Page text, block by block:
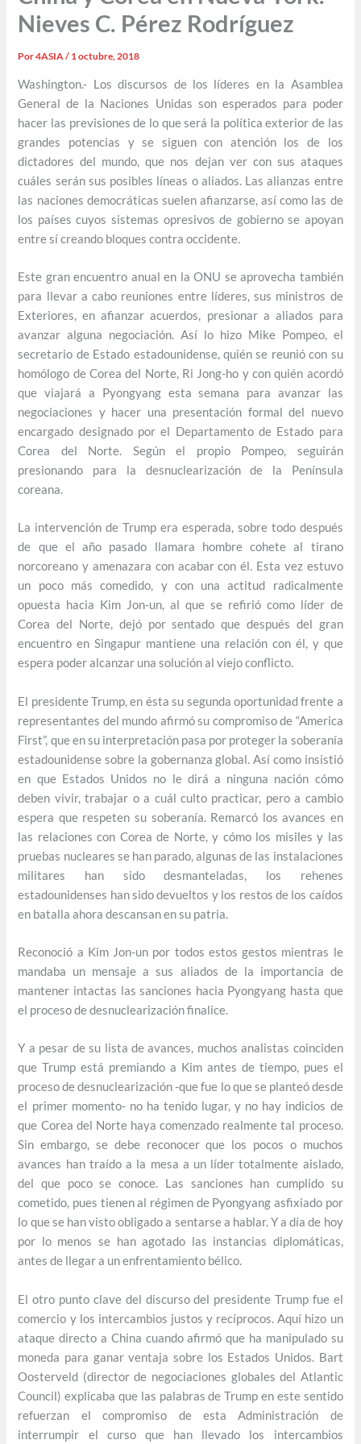
Nieves C. Pérez Rodríguez
Por4ASIA/ 1 octubre, 2018
Washington.- Los discursos de los líderes en la Asamblea
General de la Naciones Unidas son esperados para poder
hacer las previsiones de lo que será la política exterior de las
grandes potencias y se siguen con atención los de los
dictadores del mundo, que nos dejan ver con sus ataques
cuáles serán sus posibles líneas o aliados. Las alianzas entre
las naciones democráticas suelen afianzarse, así como las de
los países cuyos sistemas opresivos de gobierno se apoyan
entre sí creando bloques contra occidente.
Este gran encuentro anual en la ONU se aprovecha también
para llevar a cabo reuniones entre líderes, sus ministros de
Exteriores, en afianzar acuerdos, presionar a aliados para
avanzar alguna negociación. Así lo hizo Mike Pompeo, el
secretario de Estado estadounidense, quién se reunió con su
homólogo de Corea del Norte, Ri Jong-ho y con quién acordó
que viajará a Pyongyang esta semana para avanzar las
negociaciones y hacer una presentación formal del nuevo
encargado designado por el Departamento de Estado para
Corea del Norte. Según el propio Pompeo, seguirán
presionando para la desnuclearización de la Península
coreana.
La intervención de Trump era esperada, sobre todo después
de que el año pasado llamara hombre cohete al tirano
norcoreano y amenazara con acabar con él. Esta vez estuvo
un poco más comedido, y con una actitud radicalmente
opuesta hacia Kim Jon-un, al que se refirió como líder de
Corea del Norte, dejó por sentado que después del gran
encuentro en Singapur mantiene una relación con él, y que
espera poder alcanzar una solución al viejo conflicto.
El presidente Trump, en ésta su segunda oportunidad frente a
representantes del mundo afirmó su compromiso de “America
First”, que en su interpretación pasa por proteger la soberanía
estadounidense sobre la gobernanza global. Así como insistió
en que Estados Unidos no le dirá a ninguna nación cómo
deben vivir, trabajar o a cuál culto practicar, pero a cambio
espera que respeten su soberanía. Remarcó los avances en
las relaciones con Corea de Norte, y cómo los misiles y las
pruebas nucleares se han parado, algunas de las instalaciones
militares han sido desmanteladas, los rehenes
estadounidenses han sido devueltos y los restos de los caídos
en batalla ahora descansan en su patria.
Reconoció a Kim Jon-un por todos estos gestos mientras le
mandaba un mensaje a sus aliados de la importancia de
mantener intactas las sanciones hacia Pyongyang hasta que
el proceso de desnuclearización finalice.
Y a pesar de su lista de avances, muchos analistas coinciden
que Trump está premiando a Kim antes de tiempo, pues el
proceso de desnuclearización -que fue lo que se planteó desde
el primer momento- no ha tenido lugar, y no hay indicios de
que Corea del Norte haya comenzado realmente tal proceso.
Sin embargo, se debe reconocer que los pocos o muchos
avances han traído a la mesa a un líder totalmente aislado,
del que poco se conoce. Las sanciones han cumplido su
cometido, pues tienen al régimen de Pyongyang asfixiado por
lo que se han visto obligado a sentarse a hablar. Y a día de hoy
por lo menos se han agotado las instancias diplomáticas,
antes de llegar a un enfrentamiento bélico.
El otro punto clave del discurso del presidente Trump fue el
comercio y los intercambios justos y recíprocos. Aquí hizo un
ataque directo a China cuando afirmó que ha manipulado su
moneda para ganar ventaja sobre los Estados Unidos. Bart
Oosterveld (director de negociaciones globales del Atlantic
Council) explicaba que las palabras de Trump en este sentido
refuerzan el compromiso de esta Administración de
interrumpir el curso que han llevado los intercambios